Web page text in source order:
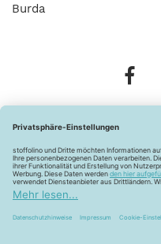
Burda
Widerrufsbelehrung
Barrierefreiheitserklärung